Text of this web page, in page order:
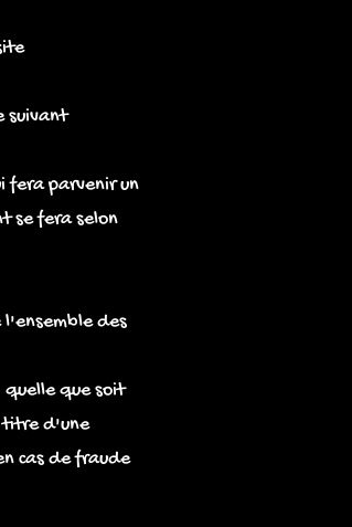
suivant
fera parvenir un
se fera selon
des
quelle que soit
titre d'une
cas de fraude